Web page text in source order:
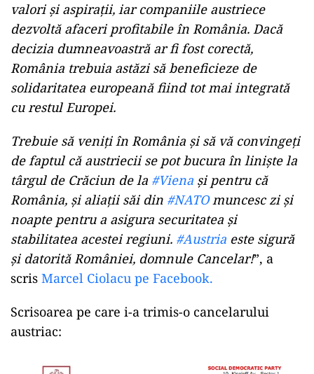
valori și aspirații, iar companiile austriece
dezvoltă afaceri profitabile în România. Dacă
decizia dumneavoastră ar fi fost corectă,
România trebuia astăzi să beneficieze de
solidaritatea europeană fiind tot mai integrată
cu restul Europei.
Trebuie să veniți în România și să vă convingeți
de faptul că austriecii se pot bucura în liniște la
târgul de Crăciun de la #Viena și pentru că
România, și aliații săi din #NATOmuncesc zi și
noapte pentru a asigura securitatea și
stabilitatea acestei regiuni. #Austria este sigură
și datorită României, domnule Cancelar!”, a
scris Marcel Ciolacu pe Facebook.
Scrisoarea pe care i-a trimis-o cancelarului
austriac: